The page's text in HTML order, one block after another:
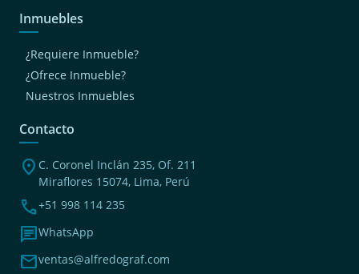
Inmuebles
¿Requiere Inmueble?
¿Ofrece Inmueble?
Nuestros Inmuebles
Contacto
location_on C. Coronel Inclán 235, Of. 211
Miraflores 15074, Lima, Perú
phone+51 998 114 235
chatWhatsApp
mailventas@alfredograf.com